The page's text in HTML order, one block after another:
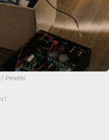
/ Pexels